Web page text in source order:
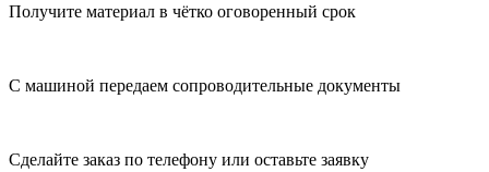
Получите материал в чётко оговоренный срок
С машиной передаем сопроводительные документы
Сделайте заказ по телефону или оставьте заявку